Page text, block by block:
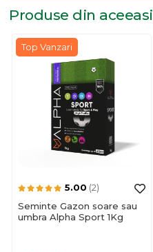
Produse din aceeasi
Top Vanzari
5.00 (2)
Seminte Gazon soare sau
umbra Alpha Sport 1Kg